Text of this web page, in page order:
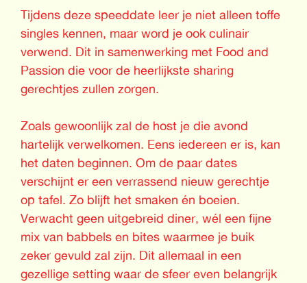
Tijdens deze speeddate leer je niet alleen toffe
singles kennen, maar word je ook culinair
verwend. Dit in samenwerking met Food and
Passion die voor de heerlijkste sharing
gerechtjes zullen zorgen.
Zoals gewoonlijk zal de host je die avond
hartelijk verwelkomen. Eens iedereen er is, kan
het daten beginnen. Om de paar dates
verschijnt er een verrassend nieuw gerechtje
op tafel. Zo blijft het smaken én boeien.
Verwacht geen uitgebreid diner, wél een fijne
mix van babbels en bites waarmee je buik
zeker gevuld zal zijn. Dit allemaal in een
gezellige setting waar de sfeer even belangrijk